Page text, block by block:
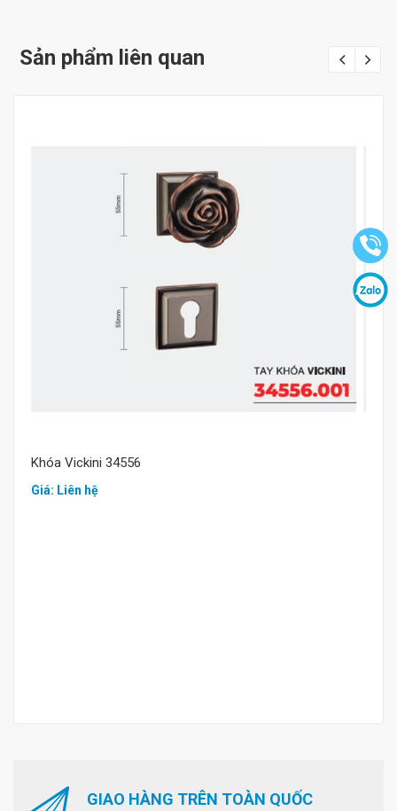
Sản phẩm liên quan
Khóa Vickini 34556
Giá: Liên hệ
GIAO HÀNG TRÊN TOÀN QUỐC